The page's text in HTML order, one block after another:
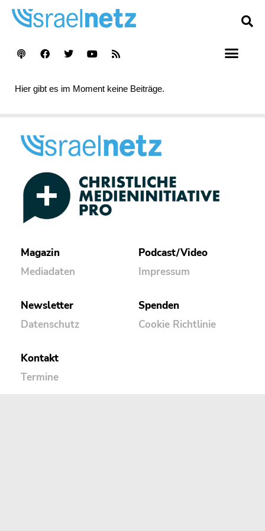
Hier gibt es im Moment keine Beiträge.
Magazin
Mediadaten
Podcast/Video
Impressum
Newsletter
Datenschutz
Spenden
Cookie Richtlinie
Kontakt
Termine